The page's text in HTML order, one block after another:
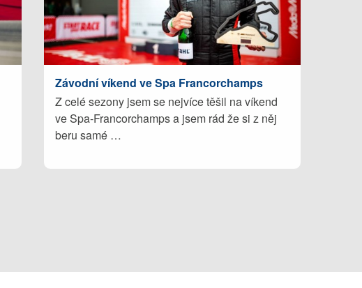
Závodní víkend ve Spa Francorchamps
Z celé sezony jsem se nejvíce těšil na víkend
ve Spa-Francorchamps a jsem rád že si z něj
beru samé …